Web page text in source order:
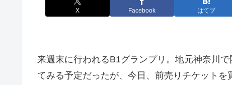
X Facebook はてブ
来週末に行われるB1グランプリ。地元神奈川
てみる予定だったが、今日、前売りチケットを